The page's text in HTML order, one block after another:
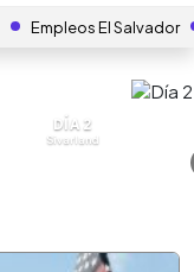
Empleos El Salvador
DÍA 2
Sivarland